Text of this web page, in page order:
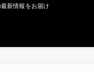
新情報をお届け